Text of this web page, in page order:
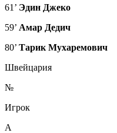
61’ Эдин Джеко
59’ Амар Дедич
80’ Тарик Мухаремович
Швейцария
№
Игрок
А